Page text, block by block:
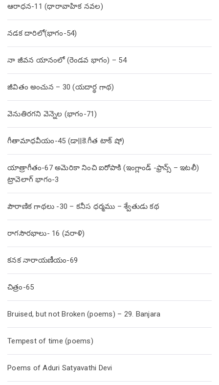
ఆరాధన-11 (ధారావాహిక నవల)
నడక దారిలో(భాగం-54)
నా జీవన యానంలో (రెండవ భాగం) – 54
జీవితం అంచున – 30 (యదార్థ గాథ)
వెనుతిరగని వెన్నెల (భాగం-71)
గీతామాధవీయం-45 (డా||కె.గీత టాక్ షో)
యాత్రాగీతం-67 అమెరికా నించి ఐరోపాకి (ఇంగ్లాండ్ -ఫ్రాన్స్ – ఇటలీ)
ట్రావెలాగ్ భాగం-3
పౌరాణిక గాథలు -30 – కనీస ధర్మము – శ్వేతుడు కథ
రాగసౌరభాలు- 16 (వరాళి)
కనక నారాయణీయం-69
చిత్రం-65
Bruised, but not Broken (poems) – 29. Banjara
Tempest of time (poems)
Poems of Aduri Satyavathi Devi